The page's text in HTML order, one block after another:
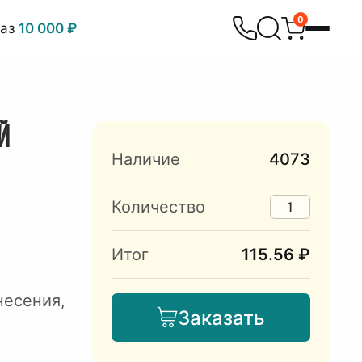
10 000 ₽
0
Наличие 4073
Количество
Итог 115.56 ₽
Заказать